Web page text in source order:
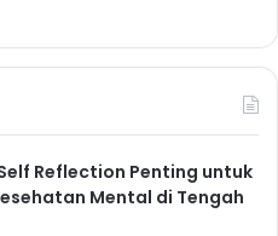
Reflection Penting untuk
Mental di Tengah